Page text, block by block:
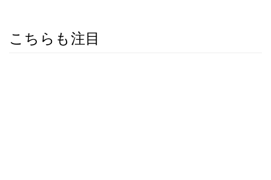
こちらも注目